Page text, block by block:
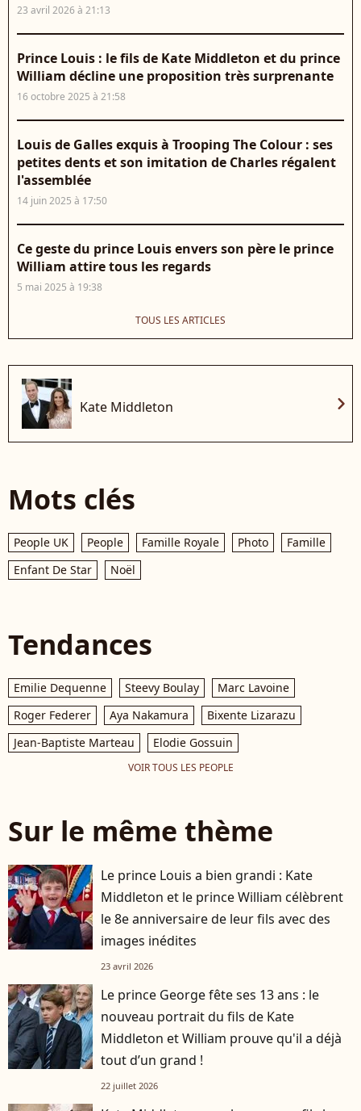
23 avril 2026 à 21:13
Prince Louis : le fils de Kate Middleton et du prince
William décline une proposition très surprenante
16 octobre 2025 à 21:58
Louis de Galles exquis à Trooping The Colour : ses
petites dents et son imitation de Charles régalent
l'assemblée
14 juin 2025 à 17:50
Ce geste du prince Louis envers son père le prince
William attire tous les regards
5 mai 2025 à 19:38
TOUS LES ARTICLES
Kate Middleton chevron_right
Mots clés
People UK People Famille Royale Photo
Famille
Enfant De Star
Noël
Tendances
Emilie Dequenne Steevy Boulay
Marc Lavoine
Roger Federer
Aya Nakamura
Bixente Lizarazu
Jean-Baptiste Marteau
Elodie Gossuin
VOIR TOUS LES PEOPLE
Sur le même thème
Le prince Louis a bien grandi : Kate
Middleton et le prince William célèbrent
le 8e anniversaire de leur fils avec des
images inédites
23 avril 2026
Le prince George fête ses 13 ans : le
nouveau portrait du fils de Kate
Middleton et William prouve qu'il a déjà
tout d’un grand !
22 juillet 2026